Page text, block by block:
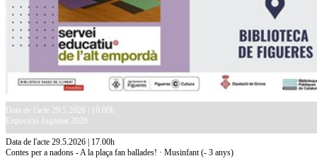
Data de l'acte 29.5.2026 | 10.00h
Exposició Jugamat 2026
Data de l'acte 29.5.2026 | 17.00h
Contes per a nadons - A la plaça fan ballades! · Musinfant (- 3 anys)